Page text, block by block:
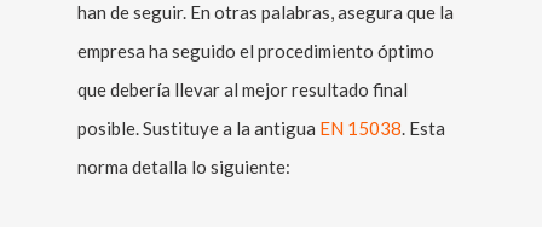
han de seguir. En otras palabras, asegura que la
empresa ha seguido el procedimiento óptimo
que debería llevar al mejor resultado final
posible. Sustituye a la antigua EN 15038. Esta
norma detalla lo siguiente: